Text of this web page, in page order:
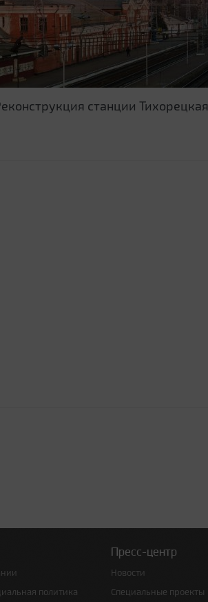
станции Тихорецкая
политика
Пресс-центр
Новости
Специальные проекты